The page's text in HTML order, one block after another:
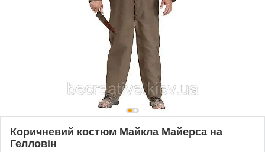
Коричневий костюм Майкла Майерса на
Гелловін